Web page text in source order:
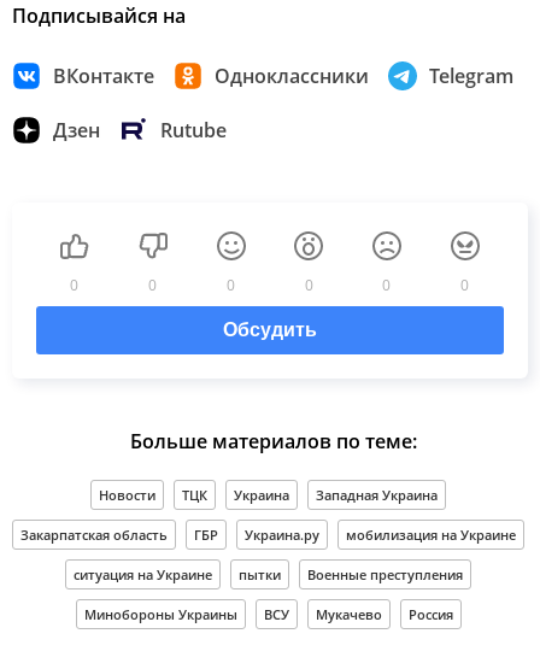
Подписывайся на
ВКонтакте Одноклассники Telegram
Дзен Rutube
0 0 0 0 0 0
Обсудить
Больше материалов по теме:
Новости ТЦК Украина Западная Украина
Закарпатская область ГБР Украина.ру мобилизация на Украине
ситуация на Украине пытки Военные преступления
Минобороны Украины ВСУ Мукачево Россия